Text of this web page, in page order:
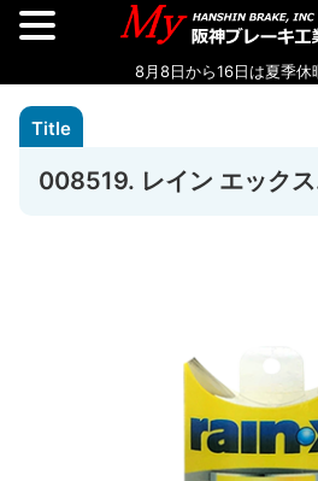
008519. レイン エック